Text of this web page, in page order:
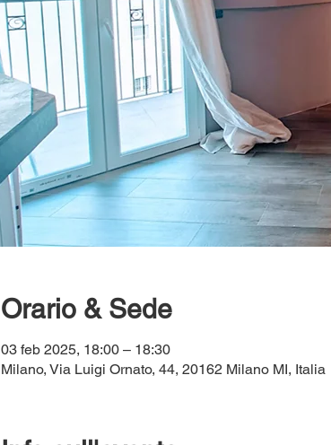
Orario & Sede
03 feb 2025, 18:00 – 18:30
Milano, Via Luigi Ornato, 44, 20162 Milano MI, Italia